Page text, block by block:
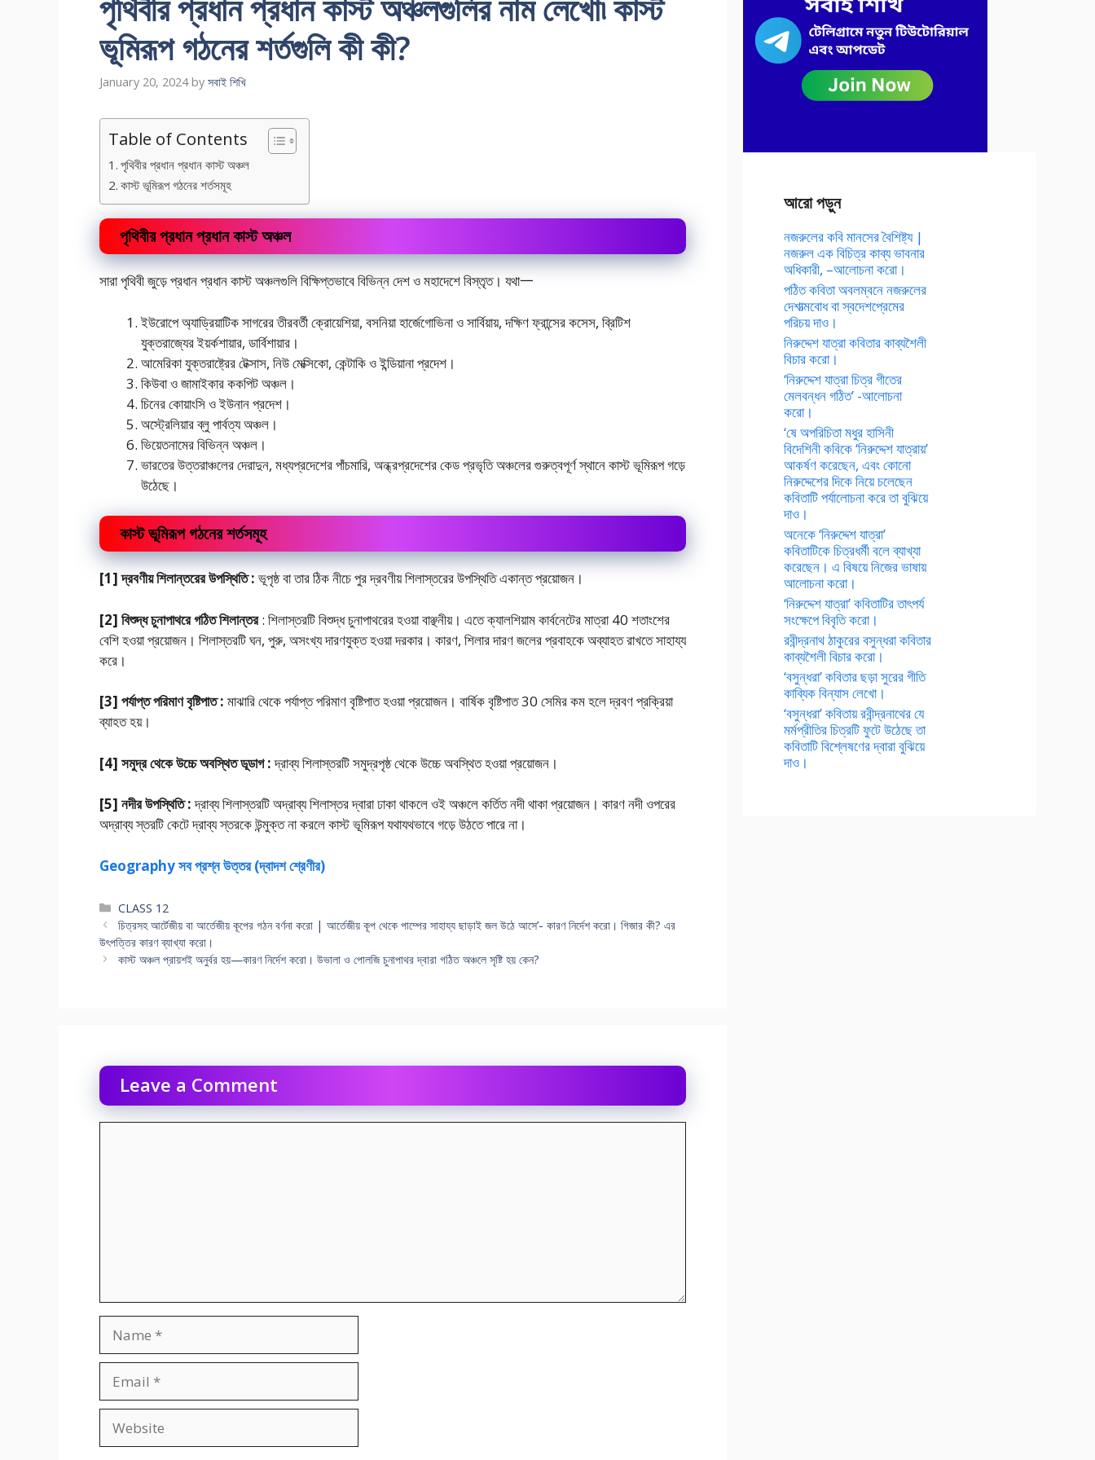
ভূমিরূপ গঠনের শর্তগুলি কী কী?
January 20, 2024 by সবাই শিখি
Table of Contents
পৃথিবীর প্রধান প্রধান কাস্ট অঞ্চল
কাস্ট ভূমিরূপ গঠনের শর্তসমূহ
পৃথিবীর প্রধান প্রধান কাস্ট অঞ্চল
সারা পৃথিবী জুড়ে প্রধান প্রধান কাস্ট অঞ্চলগুলি বিক্ষিপ্তভাবে বিভিন্ন দেশ ও মহাদেশে বিস্তৃত। যথা一
ইউরােপে অ্যাড্রিয়াটিক সাগরের তীরবর্তী ক্রোয়েশিয়া, বসনিয়া হার্জেগােভিনা ও সার্বিয়ায়, দক্ষিণ ফ্রান্সের কসেস, ব্রিটিশ
যুক্তরাজ্যের ইয়র্কশায়ার, ডার্বিশায়ার।
আমেরিকা যুক্তরাষ্ট্রের টেক্সাস, নিউ মেক্সিকো, কেন্টাকি ও ইন্ডিয়ানা প্রদেশ।
কিউবা ও জামাইকার ককপিট অঞ্চল।
চিনের কোয়াংসি ও ইউনান প্রদেশ।
অস্ট্রেলিয়ার ব্লু পার্বত্য অঞ্চল।
ভিয়েতনামের বিভিন্ন অঞ্চল।
ভারতের উত্তরাঞ্চলের দেরাদুন, মধ্যপ্রদেশের পাঁচমারি, অন্ধ্রপ্রদেশের কেড প্রভৃতি অঞ্চলের গুরুত্বপূর্ণ স্থানে কাস্ট ভূমিরূপ গড়ে
উঠেছে।
কাস্ট ভূমিরূপ গঠনের শর্তসমূহ
[1] দ্রবণীয় শিলান্তরের উপস্থিতি : ভূপৃষ্ঠ বা তার ঠিক নীচে পুর দ্রবণীয় শিলাস্তরের উপস্থিতি একান্ত প্রয়ােজন।
[2] বিশুদ্ধ চুনাপাথরে গঠিত শিলান্তর: শিলাস্তরটি বিশুদ্ধ চুনাপাথরের হওয়া বাঞ্ছনীয়। এতে ক্যালশিয়াম কার্বনেটের মাত্রা 40 শতাংশের
বেশি হওয়া প্রয়ােজন। শিলাস্তরটি ঘন, পুরু, অসংখ্য দারণযুক্ত হওয়া দরকার। কারণ, শিলার দারণ জলের প্রবাহকে অব্যাহত রাখতে সাহায্য
করে।
[3] পর্যাপ্ত পরিমাণ বৃষ্টিপাত : মাঝারি থেকে পর্যাপ্ত পরিমাণ বৃষ্টিপাত হওয়া প্রয়ােজন। বার্ষিক বৃষ্টিপাত 30 সেমির কম হলে দ্রবণ প্রক্রিয়া
ব্যাহত হয়।
[4] সমুদ্র থেকে উচ্চে অবস্থিত ডূডাগ :দ্রাব্য শিলাস্তরটি সমুদ্রপৃষ্ঠ থেকে উচ্চে অবস্থিত হওয়া প্রয়ােজন।
[5] নদীর উপস্থিতি :দ্রাব্য শিলাস্তরটি অদ্রাব্য শিলাস্তর দ্বারা ঢাকা থাকলে ওই অঞ্চলে কর্তিত নদী থাকা প্রয়ােজন। কারণ নদী ওপরের
অদ্রাব্য স্তরটি কেটে দ্রাব্য স্তরকে উন্মুক্ত না করলে কাস্ট ভূমিরূপ যথাযথভাবে গড়ে উঠতে পারে না।
Geography সব প্রশ্ন উত্তর (দ্বাদশ শ্রেণীর)
Categories
CLASS 12
চিত্রসহ আর্টেজীয় বা আর্তেজীয় কূপের গঠন বর্ণনা করাে | আর্তেজীয় কূপ থেকে পাম্পের সাহায্য ছাড়াই জল উঠে আসে’- কারণ নির্দেশ করাে। গিজার কী? এর
উৎপত্তির কারণ ব্যাখ্যা করাে।
কাস্ট অঞ্চল প্রায়শই অনুর্বর হয়—কারণ নির্দেশ করাে। উভালা ও পােলজি চুনাপাথর দ্বারা গঠিত অঞ্চলে সৃষ্টি হয় কেন?
Leave a Comment
আরো পড়ুন
নজরুলের কবি মানসের বৈশিষ্ট্য |
নজরুল এক বিচিত্র কাব্য ভাবনার
অধিকারী, –আলোচনা করো।
পঠিত কবিতা অবলম্বনে নজরুলের
দেশাত্মবোধ বা স্বদেশপ্রেমের
পরিচয় দাও।
নিরুদ্দেশ যাত্রা কবিতার কাব্যশৈলী
বিচার করো।
‘নিরুদ্দেশ যাত্রা চিত্র গীতের
মেলবন্ধন গঠিত’ -আলোচনা
করো।
‘ষে অপরিচিতা মধুর হাসিনী
বিদেশিনী কবিকে ‘নিরুদ্দেশ যাত্রায়’
আকর্ষণ করেছেন, এবং কোনো
নিরুদ্দেশের দিকে নিয়ে চলেছেন
কবিতাটি পর্যালোচনা করে তা বুঝিয়ে
দাও।
অনেকে ‘নিরুদ্দেশ যাত্রা’
কবিতাটিকে চিত্রধর্মী বলে ব্যাখ্যা
করেছেন। এ বিষয়ে নিজের ভাষায়
আলোচনা করো।
‘নিরুদ্দেশ যাত্রা’ কবিতাটির তাৎপর্য
সংক্ষেপে বিবৃতি করো।
রবীন্দ্রনাথ ঠাকুরের বসুন্ধরা কবিতার
কাব্যশৈলী বিচার করো।
‘বসুন্ধরা’ কবিতার ছড়া সুরের গীতি
কাব্যিক বিন্যাস লেখো।
‘বসুন্ধরা’ কবিতায় রবীন্দ্রনাথের যে
মর্মপ্রীতির চিত্রটি ফুটে উঠেছে তা
কবিতাটি বিশ্লেষণের দ্বারা বুঝিয়ে
দাও।